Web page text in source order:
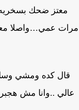
معتز ضحك بسخريه
عمي…واصلا
قال كده ومشي
..وانا مش هجبر